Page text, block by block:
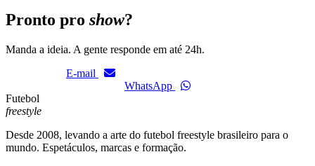
Pronto pro show?
Manda a ideia. A gente responde em até 24h.
E-mail
WhatsApp
Futebol
freestyle
Desde 2008, levando a arte do futebol freestyle brasileiro para o
mundo. Espetáculos, marcas e formação.